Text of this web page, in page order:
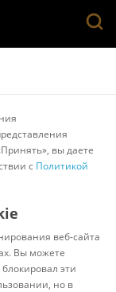
и бара
вы даете
с Политикой
веб-сайта
Вы можете
эти
но в